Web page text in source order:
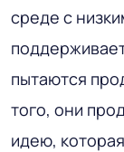
среде с
пытаются
того, они
идею,